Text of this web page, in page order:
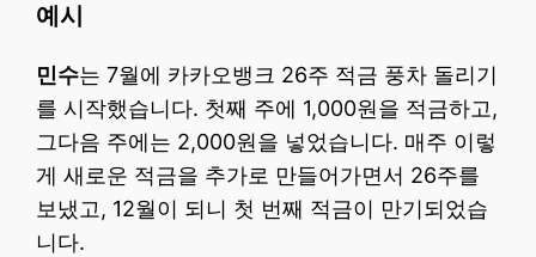
예시
민수는 7월에 카카오뱅크 26주 적금 풍차 돌리기
를 시작했습니다. 첫째 주에 1,000원을 적금하고,
그다음 주에는 2,000원을 넣었습니다. 매주 이렇
게 새로운 적금을 추가로 만들어가면서 26주를
보냈고, 12월이 되니 첫 번째 적금이 만기되었습
니다.